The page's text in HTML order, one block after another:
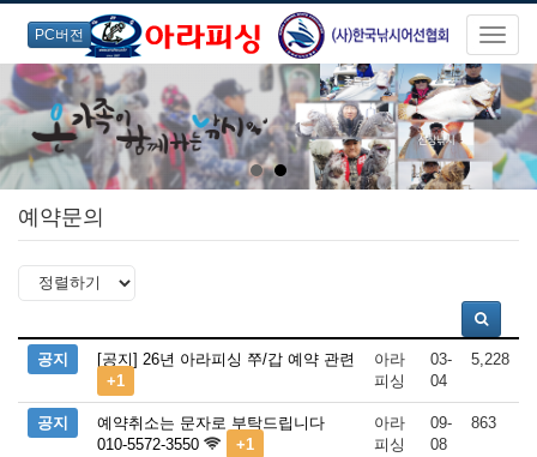
PC버전
예약문의
공지
[공지] 26년 아라피싱 쭈/갑 예약 관련
+1
아라
피싱
03-
04
5,228
공지
예약취소는 문자로 부탁드립니다
010-5572-3550
+1
아라
피싱
09-
08
863